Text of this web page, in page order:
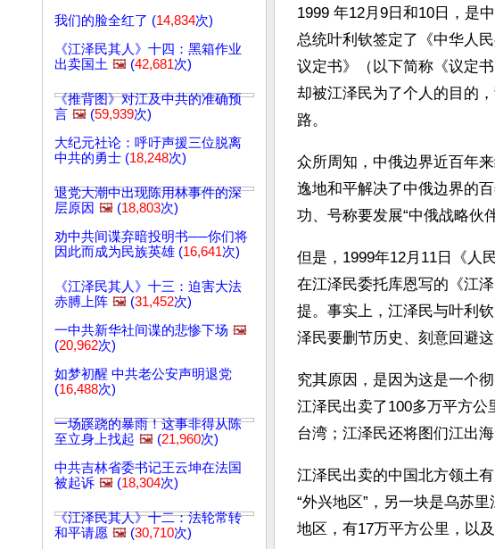
我们的脸全红了 (14,834次)
《江泽民其人》十四：黑箱作业
出卖国土 🖼️ (42,681次)
《推背图》对江及中共的准确预
言 🖼️ (59,939次)
大纪元社论：呼吁声援三位脱离
中共的勇士 (18,248次)
退党大潮中出现陈用林事件的深
层原因 🖼️ (18,803次)
劝中共间谍弃暗投明书──你们将
因此而成为民族英雄 (16,641次)
《江泽民其人》十三：迫害大法
赤膊上阵 🖼️ (31,452次)
一中共新华社间谍的悲惨下场 🖼️
(20,962次)
如梦初醒 中共老公安声明退党
(16,488次)
一场蹊跷的暴雨！这事非得从陈
至立身上找起 🖼️ (21,960次)
中共吉林省委书记王云坤在法国
被起诉 🖼️ (18,304次)
《江泽民其人》十二：法轮常转
和平请愿 🖼️ (30,710次)
1999 年12月9日和10日，是
总统叶利钦签定了《中华人
议定书》（以下简称《议定
却被江泽民为了个人的目的
路。
众所周知，中俄边界近百年
逸地和平解决了中俄边界的
功、号称要发展“中俄战略伙
但是，1999年12月11日《人
在江泽民委托库恩写的《江
提。事实上，江泽民与叶利
泽民要删节历史、刻意回避
究其原因，是因为这是一个
江泽民出卖了100多万平方
台湾；江泽民还将图们江出
江泽民出卖的中国北方领土
“外兴地区”，另一块是乌苏
地区，有17万平方公里，以